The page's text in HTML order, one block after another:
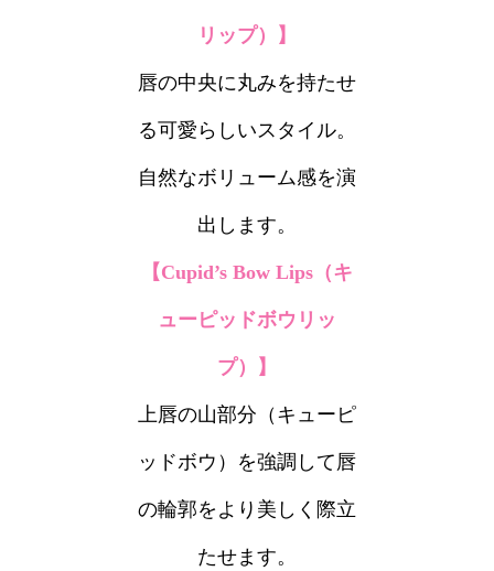
リップ）】
唇の中央に丸みを持たせ
る可愛らしいスタイル。
自然なボリューム感を演
出します。
【Cupid’s Bow Lips（キ
ューピッドボウリッ
プ）】
上唇の山部分（キューピ
ッドボウ）を強調して唇
の輪郭をより美しく際立
たせます。